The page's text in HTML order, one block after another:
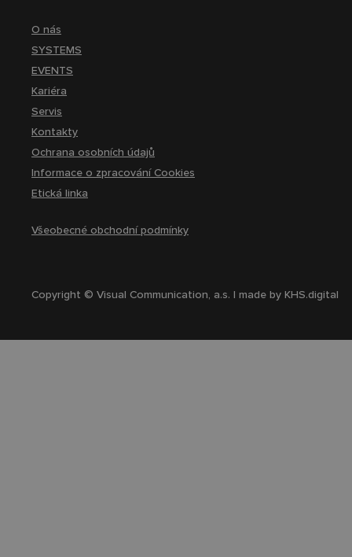
O nás
SYSTEMS
EVENTS
Kariéra
Servis
Kontakty
Ochrana osobních údajů
Informace o zpracování Cookies
Etická linka
Všeobecné obchodní podmínky
Copyright © Visual Communication, a.s. | made byKHS.digital